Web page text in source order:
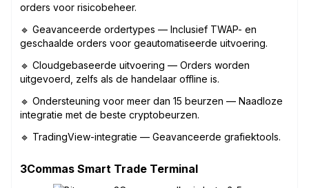
orders voor risicobeheer.
🔹 Geavanceerde ordertypes — Inclusief TWAP- en
geschaalde orders voor geautomatiseerde uitvoering.
🔹 Cloudgebaseerde uitvoering — Orders worden
uitgevoerd, zelfs als de handelaar offline is.
🔹 Ondersteuning voor meer dan 15 beurzen — Naadloze
integratie met de beste cryptobeurzen.
🔹 TradingView-integratie — Geavanceerde grafiektools.
3Commas Smart Trade Terminal